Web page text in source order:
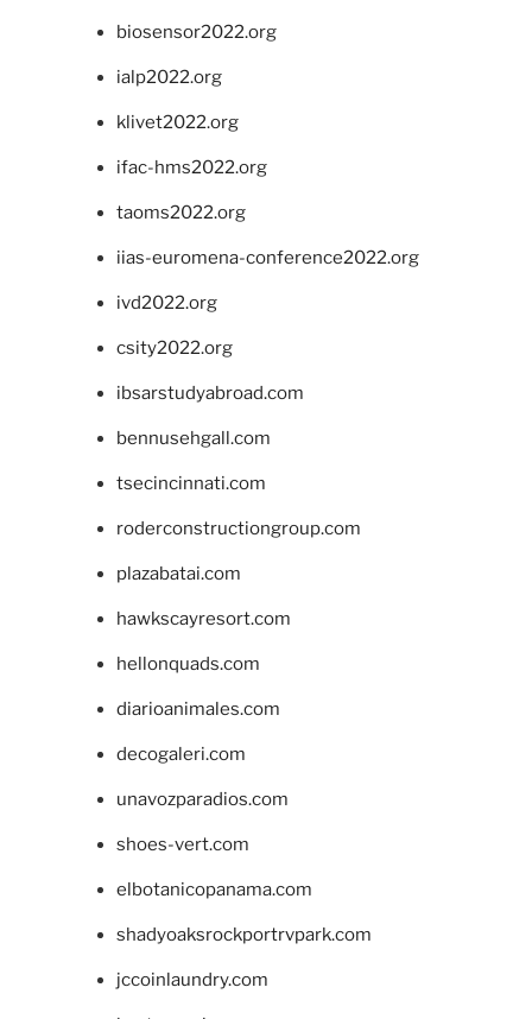
biosensor2022.org
ialp2022.org
klivet2022.org
ifac-hms2022.org
taoms2022.org
iias-euromena-conference2022.org
ivd2022.org
csity2022.org
ibsarstudyabroad.com
bennusehgall.com
tsecincinnati.com
roderconstructiongroup.com
plazabatai.com
hawkscayresort.com
hellonquads.com
diarioanimales.com
decogaleri.com
unavozparadios.com
shoes-vert.com
elbotanicopanama.com
shadyoaksrockportrvpark.com
jccoinlaundry.com